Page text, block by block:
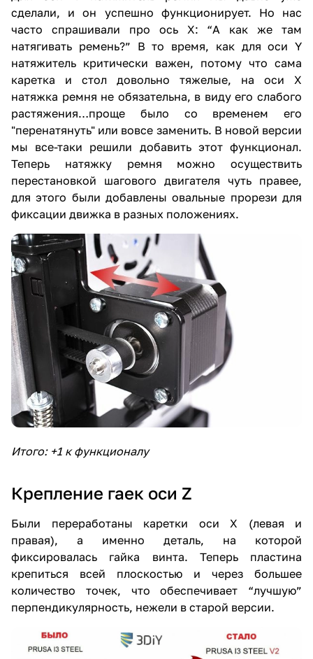
сделали, и он успешно функционирует. Но нас
часто спрашивали про ось X: “А как же там
натягивать ремень?” В то время, как для оси Y
натяжитель критически важен, потому что сама
каретка и стол довольно тяжелые, на оси X
натяжка ремня не обязательна, в виду его слабого
растяжения…проще было со временем его
"перенатянуть" или вовсе заменить. В новой версии
мы все-таки решили добавить этот функционал.
Теперь натяжку ремня можно осуществить
перестановкой шагового двигателя чуть правее,
для этого были добавлены овальные прорези для
фиксации движка в разных положениях.
Итого: +1 к функционалу
Крепление гаек оси Z
Были переработаны каретки оси X (левая и
правая), а именно деталь, на которой
фиксировалась гайка винта. Теперь пластина
крепиться всей плоскостью и через большее
количество точек, что обеспечивает “лучшую”
перпендикулярность, нежели в старой версии.